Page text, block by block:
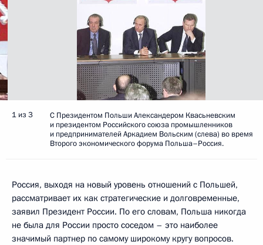
1 из 3
С Президентом Польши Александером Квасьневским
и президентом Российского союза промышленников
и предпринимателей Аркадием Вольским (слева) во время
Второго экономического форума Польша–Россия.
Россия, выходя на новый уровень отношений с Польшей,
рассматривает их как стратегические и долговременные,
заявил Президент России. По его словам, Польша никогда
не была для России просто соседом – это наиболее
значимый партнер по самому широкому кругу вопросов.